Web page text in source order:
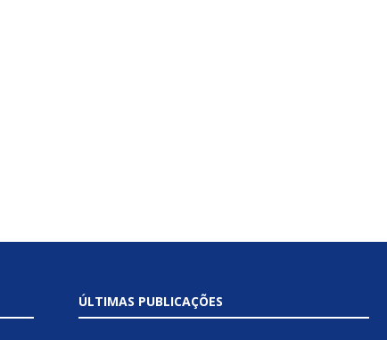
ÚLTIMAS PUBLICAÇÕES